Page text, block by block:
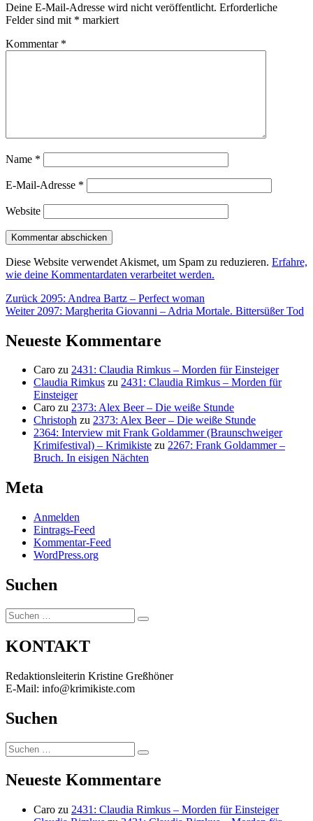
Deine E-Mail-Adresse wird nicht veröffentlicht. Erforderliche
Felder sind mit * markiert
Kommentar *
Name *
E-Mail-Adresse *
Website
Diese Website verwendet Akismet, um Spam zu reduzieren. Erfahre,
wie deine Kommentardaten verarbeitet werden.
Beitragsnavigation
Zurück Vorheriger
Beitrag:
2095: Andrea Bartz – Perfect woman
Weiter Nächster
2097: Margherita Giovanni – Adria Mortale. Bittersüßer Tod
Neueste Kommentare
Caro zu 2431: Claudia Rimkus – Morden für Einsteiger
Claudia Rimkus zu 2431: Claudia Rimkus – Morden für
Einsteiger
Caro zu 2373: Alex Beer – Die weiße Stunde
Christoph zu 2373: Alex Beer – Die weiße Stunde
2364: Interview mit Frank Goldammer (Braunschweiger
Krimifestival) – Krimikiste zu 2267: Frank Goldammer –
Bruch. In eisigen Nächten
Meta
Anmelden
Eintrags-Feed
Kommentar-Feed
WordPress.org
Suchen
Suchen
nach:
Suchen
KONTAKT
Redaktionsleiterin Kristine Greßhöner
E-Mail: info@krimikiste.com
Suchen
Suchen
nach:
Suchen
Neueste Kommentare
Caro zu 2431: Claudia Rimkus – Morden für Einsteiger